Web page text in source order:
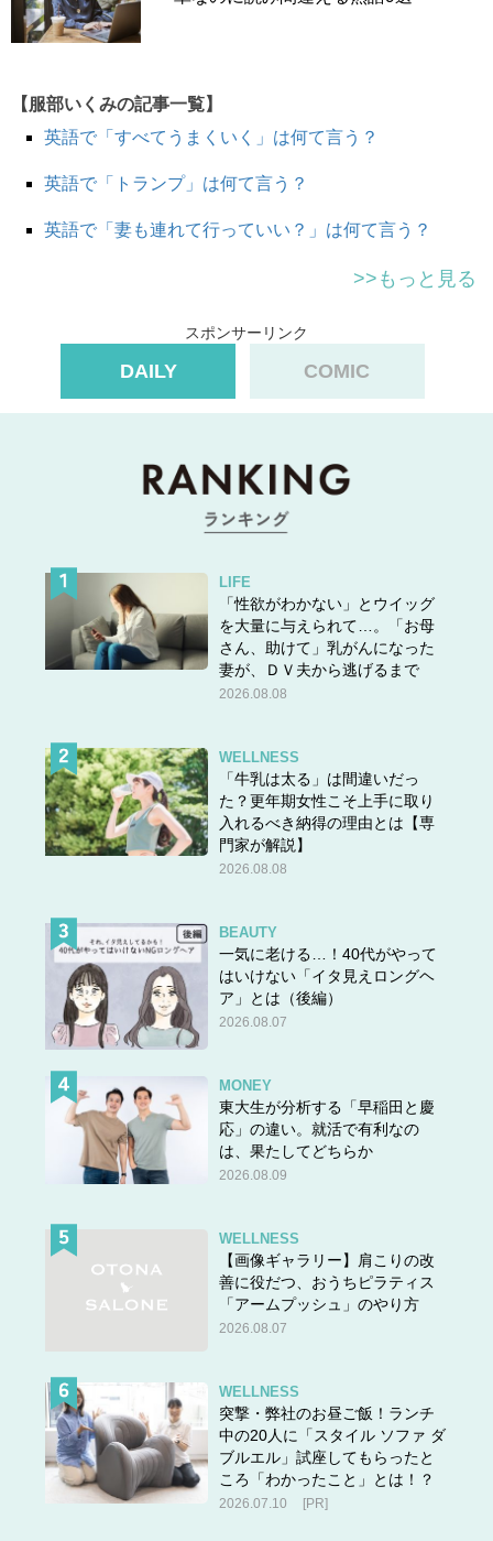
on を使います。
What would you like to eat? It’s on me!
何食べたい？ 私のおごりだよ。
飲み物はピーターのおごりだって。
答えは＞＞こちら
【服部いくみの記事一覧】
英語で「すべてうまくいく」は何て言う？
英語で「トランプ」は何て言う？
英語で「妻も連れて行っていい？」は何て言う？
>>もっと見る
スポンサーリンク
DAILY COMIC
LIFE
「性欲がわかない」とウイッグ
を大量に与えられて…。「お母
さん、助けて」乳がんになった
妻が、ＤＶ夫から逃げるまで
2026.08.08
WELLNESS
「牛乳は太る」は間違いだっ
た？更年期女性こそ上手に取り
入れるべき納得の理由とは【専
門家が解説】
2026.08.08
BEAUTY
一気に老ける…！40代がやって
はいけない「イタ見えロングヘ
ア」とは（後編）
2026.08.07
MONEY
東大生が分析する「早稲田と慶
応」の違い。就活で有利なの
は、果たしてどちらか
2026.08.09
WELLNESS
【画像ギャラリー】肩こりの改
善に役だつ、おうちピラティス
「アームプッシュ」のやり方
2026.08.07
WELLNESS
突撃・弊社のお昼ご飯！ランチ
中の20人に「スタイル ソファ ダ
ブルエル」試座してもらったと
ころ「わかったこと」とは！？
2026.07.10 [PR]